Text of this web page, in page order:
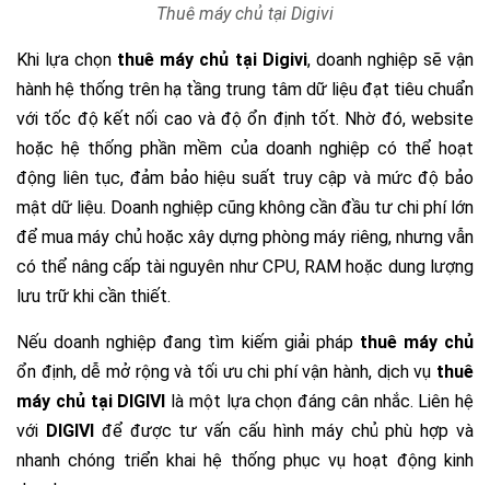
Thuê máy chủ tại Digivi
Khi lựa chọn thuê máy chủ tại Digivi, doanh nghiệp sẽ vận
hành hệ thống trên hạ tầng trung tâm dữ liệu đạt tiêu chuẩn
với tốc độ kết nối cao và độ ổn định tốt. Nhờ đó, website
hoặc hệ thống phần mềm của doanh nghiệp có thể hoạt
động liên tục, đảm bảo hiệu suất truy cập và mức độ bảo
mật dữ liệu. Doanh nghiệp cũng không cần đầu tư chi phí lớn
để mua máy chủ hoặc xây dựng phòng máy riêng, nhưng vẫn
có thể nâng cấp tài nguyên như CPU, RAM hoặc dung lượng
lưu trữ khi cần thiết.
Nếu doanh nghiệp đang tìm kiếm giải pháp thuê máy chủ
ổn định, dễ mở rộng và tối ưu chi phí vận hành, dịch vụ thuê
máy chủ tại DIGIVI là một lựa chọn đáng cân nhắc. Liên hệ
với DIGIVIđể được tư vấn cấu hình máy chủ phù hợp và
nhanh chóng triển khai hệ thống phục vụ hoạt động kinh